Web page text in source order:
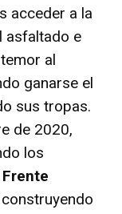
acceder a la
asfaltado e
al
ganarse el
sus tropas.
de 2020,
los
Frente